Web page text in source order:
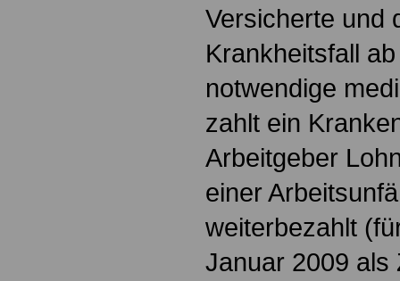
Versicherte und
Krankheitsfall
notwendige
zahlt ein
Arbeitgeber
einer
weiterbezahlt
Januar 2009 als